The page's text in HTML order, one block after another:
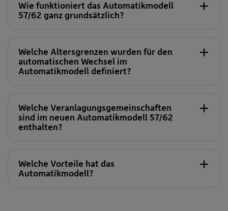
Wie funktioniert das Automatikmodell
57/62 ganz grundsätzlich?
Welche Altersgrenzen wurden für den
automatischen Wechsel im
Automatikmodell definiert?
Welche Veranlagungsgemeinschaften
sind im neuen Automatikmodell 57/62
enthalten?
Welche Vorteile hat das
Automatikmodell?